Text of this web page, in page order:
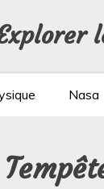
Nasa